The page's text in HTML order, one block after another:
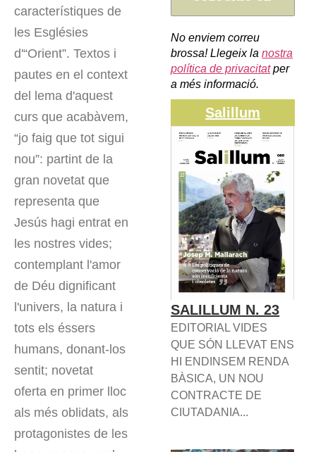
característiques de
les Esglésies
d'“Orient”. Textos i
pautes en el context
del lema d'aquest
curs que acabàvem,
“jo faig que tot sigui
nou”: partint de la
gran novetat que
representa que
Jesús hagi entrat en
les nostres vides;
contemplant l'amor
de Déu dignificant
l'univers, la natura i
tots els éssers
humans, donant-los
sentit; novetat
oferta en primer lloc
als més oblidats, als
protagonistes de les
No enviem correu
brossa! Llegeix lanostra
política de privacitatper
a més informació.
Salillum
SALILLUM N. 23
EDITORIAL VIDES
QUE SÓN LLEVAT ENS
HI ENDINSEM RENDA
BÀSICA, UN NOU
CONTRACTE DE
CIUTADANIA...